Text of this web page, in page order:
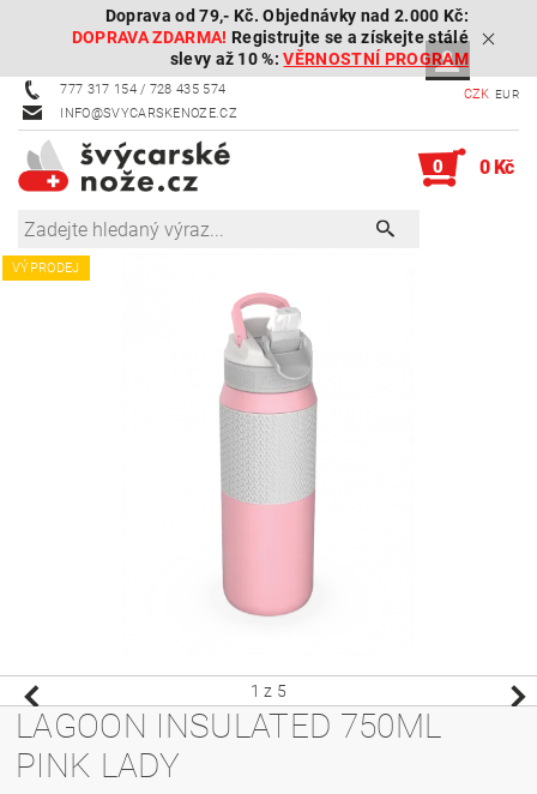
Doprava od 79,- Kč. Objednávky nad 2.000 Kč:
DOPRAVA ZDARMA! Registrujte se a získejte stálé
slevy až 10 %:VĚRNOSTNÍ PROGRAM
777 317 154 / 728 435 574
INFO@SVYCARSKENOZE.CZ
CZK EUR
0 0 Kč
VÝPRODEJ
1 z 5
LAGOON INSULATED 750ML
PINK LADY